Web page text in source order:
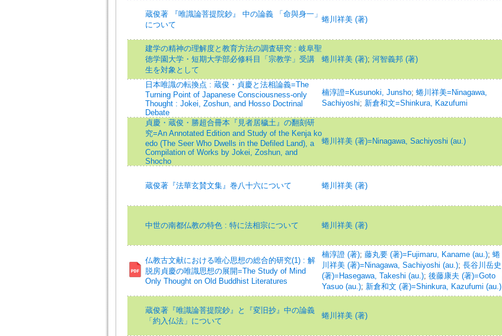
蔵俊著 『唯識論菩提院鈔』 中の論義 「命與身一」
について
蜷川祥美 (著)
建学の精神の理解度と教育方法の調査研究 : 岐阜聖
徳学園大学・短期大学部必修科目「宗教学」受講
生を対象として
蜷川祥美 (著); 河智義邦 (著)
日本唯識の転換点 : 蔵俊・貞慶と法相論義=The
Turning Point of Japanese Consciousness-only
Thought : Jokei, Zoshun, and Hosso Doctrinal
Debate
楠淳證=Kusunoki, Junsho; 蜷川祥美=Ninagawa,
Sachiyoshi; 新倉和文=Shinkura, Kazufumi
貞慶・蔵俊・勝超合冊本『見者居穢土』の翻刻研
究=An Annotated Edition and Study of the Kenja ko
edo (The Seer Who Dwells in the Defiled Land), a
Compilation of Works by Jokei, Zoshun, and
Shocho
蜷川祥美 (著)=Ninagawa, Sachiyoshi (au.)
蔵俊著『法華玄賛文集』巻八十六について 蜷川祥美 (著)
中世の南都仏教の特色 : 特に法相宗について 蜷川祥美 (著)
仏教古文献における唯心思想の総合的研究(1) : 解
脱房貞慶の唯識思想の展開=The Study of Mind
Only Thought on Old Buddhist Literatures
楠淳證 (著); 藤丸要 (著)=Fujimaru, Kaname (au.); 蜷
川祥美 (著)=Ninagawa, Sachiyoshi (au.); 長谷川岳史
(著)=Hasegawa, Takeshi (au.); 後藤康夫 (著)=Goto
Yasuo (au.); 新倉和文 (著)=Shinkura, Kazufumi (au.)
蔵俊著『唯識論菩提院鈔』と『変旧抄』中の論義
「約入仏法」について
蜷川祥美 (著)